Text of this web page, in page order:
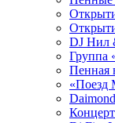
DJ Нил
Группа
Пенная
«Поезд